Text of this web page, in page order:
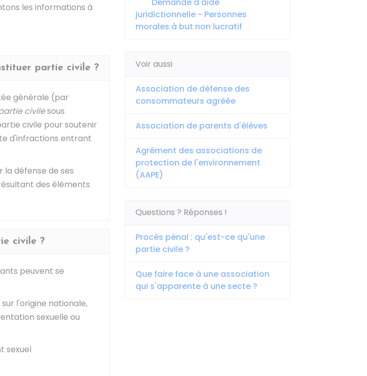
les informations à
partie civile ?
générale (par
civilesous
civile pour soutenir
d'infractions entrant
la défense de ses
des éléments
civile ?
peuvent se
l'origine nationale,
sexuelle ou
sexuel
juridictionnelle - Personnes
morales à but non lucratif
Voir aussi
Association de défense des
consommateurs agréée
Association de parents d'élèves
Agrément des associations de
protection de l'environnement
(AAPE)
Questions ? Réponses !
Procès pénal : qu'est-ce qu'une
partie civile ?
Que faire face à une association
qui s'apparente à une secte ?